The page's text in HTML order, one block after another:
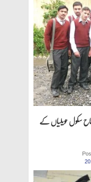
سکول حویلیاں کے